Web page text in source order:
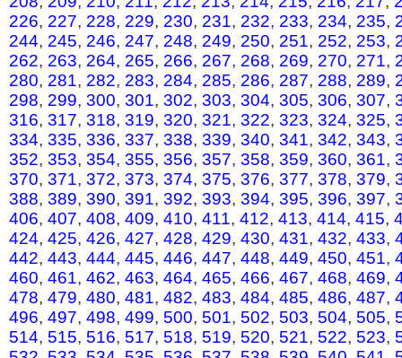
226, 227, 228, 229, 230, 231, 232, 233, 234, 235,
244, 245, 246, 247, 248, 249, 250, 251, 252, 253,
262, 263, 264, 265, 266, 267, 268, 269, 270, 271,
280, 281, 282, 283, 284, 285, 286, 287, 288, 289,
298, 299, 300, 301, 302, 303, 304, 305, 306, 307,
316, 317, 318, 319, 320, 321, 322, 323, 324, 325,
334, 335, 336, 337, 338, 339, 340, 341, 342, 343,
352, 353, 354, 355, 356, 357, 358, 359, 360, 361,
370, 371, 372, 373, 374, 375, 376, 377, 378, 379,
388, 389, 390, 391, 392, 393, 394, 395, 396, 397,
406, 407, 408, 409, 410, 411, 412, 413, 414, 415,
424, 425, 426, 427, 428, 429, 430, 431, 432, 433,
442, 443, 444, 445, 446, 447, 448, 449, 450, 451,
460, 461, 462, 463, 464, 465, 466, 467, 468, 469,
478, 479, 480, 481, 482, 483, 484, 485, 486, 487,
496, 497, 498, 499, 500, 501, 502, 503, 504, 505,
514, 515, 516, 517, 518, 519, 520, 521, 522, 523,